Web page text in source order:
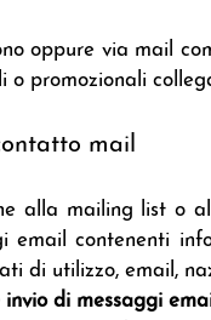
oppure via mail
o promozionali
mail
alla mailing list o
email contenenti
di utilizzo, email,
di messaggi